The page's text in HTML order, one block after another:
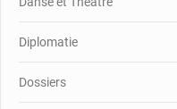
Diplomatie
Dossiers